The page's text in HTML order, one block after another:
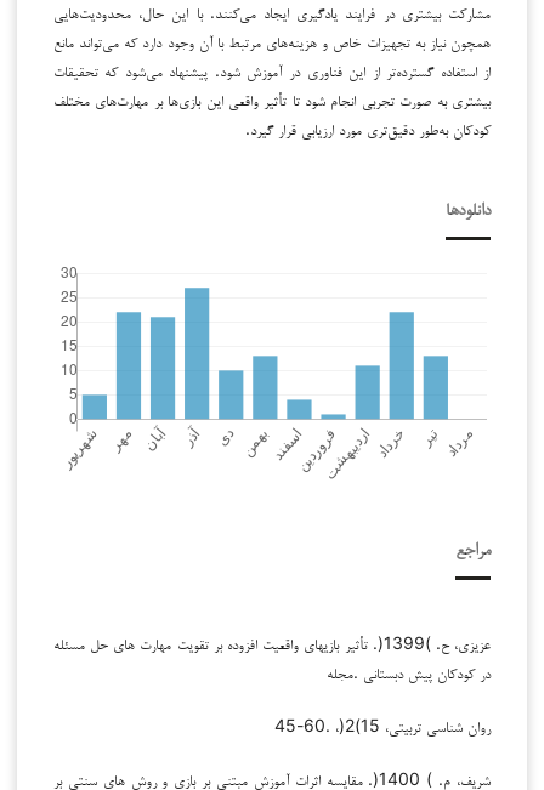
مشارکت بیشتری در فرایند یادگیری ایجاد می‌کنند. با این حال، محدودیت‌هایی
همچون نیاز به تجهیزات خاص و هزینه‌های مرتبط با آن وجود دارد که می‌تواند مانع
از استفاده گسترده‌تر از این فناوری در آموزش شود. پیشنهاد می‌شود که تحقیقات
بیشتری به صورت تجربی انجام شود تا تأثیر واقعی این بازی‌ها بر مهارت‌های مختلف
کودکان به‌طور دقیق‌تری مورد ارزیابی قرار گیرد.
دانلودها
مراجع
عزیزی، ح. )1399(. تأثیر بازیهای واقعیت افزوده بر تقویت مهارت های حل مسئله
در کودکان پیش دبستانی .مجله
روان شناسی تربیتی، 15)2(، .60-45
شریف، م. ) 1400(. مقایسه اثرات آموزش مبتنی بر بازی و روش های سنتی بر